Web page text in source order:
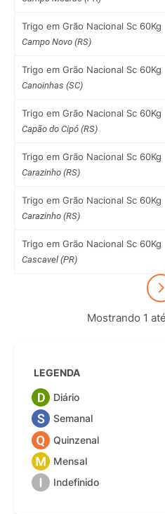
Trigo em Grão Nacional Sc 60Kg
Campo Novo (RS)
Trigo em Grão Nacional Sc 60Kg
Canoinhas (SC)
Trigo em Grão Nacional Sc 60Kg
Capão do Cipó (RS)
Trigo em Grão Nacional Sc 60Kg
Carazinho (RS)
Trigo em Grão Nacional Sc 60Kg
Carazinho (RS)
Trigo em Grão Nacional Sc 60Kg
Cascavel (PR)
Mostrando 1
LEGENDA
Diário
Semanal
Quinzenal
Mensal
Indefinido